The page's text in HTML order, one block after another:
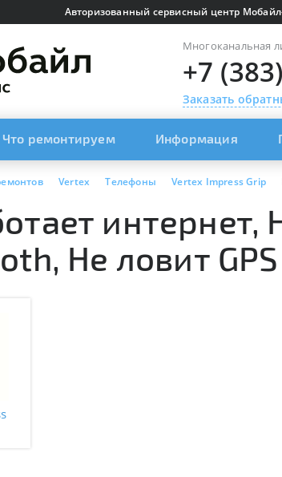
Авторизованный сервисный центр
Многоканальная
+7
Заказать
Что ремонтируем Информация
Vertex Телефоны Vertex Impress Grip
Не ловит